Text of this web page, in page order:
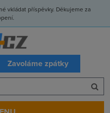
vkládat příspěvky. Děkujeme za
Zavoláme zpátky